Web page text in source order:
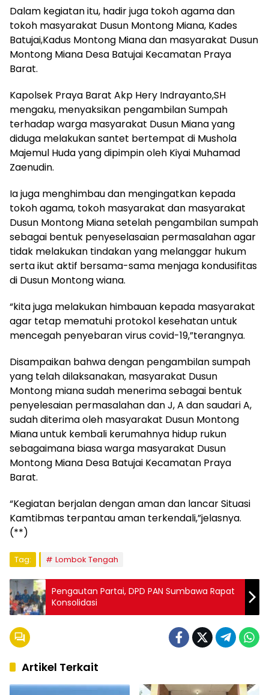
Dalam kegiatan itu, hadir juga tokoh agama dan
tokoh masyarakat Dusun Montong Miana, Kades
Batujai,Kadus Montong Miana dan masyarakat Dusun
Montong Miana Desa Batujai Kecamatan Praya
Barat.
Kapolsek Praya Barat Akp Hery Indrayanto,SH
mengaku, menyaksikan pengambilan Sumpah
terhadap warga masyarakat Dusun Miana yang
diduga melakukan santet bertempat di Mushola
Majemul Huda yang dipimpin oleh Kiyai Muhamad
Zaenudin.
Ia juga menghimbau dan mengingatkan kepada
tokoh agama, tokoh masyarakat dan masyarakat
Dusun Montong Miana setelah pengambilan sumpah
sebagai bentuk penyeselasaian permasalahan agar
tidak melakukan tindakan yang melanggar hukum
serta ikut aktif bersama-sama menjaga kondusifitas
di Dusun Montong wiana.
“kita juga melakukan himbauan kepada masyarakat
agar tetap mematuhi protokol kesehatan untuk
mencegah penyebaran virus covid-19,”terangnya.
Disampaikan bahwa dengan pengambilan sumpah
yang telah dilaksanakan, masyarakat Dusun
Montong miana sudah menerima sebagai bentuk
penyelesaian permasalahan dan J, A dan saudari A,
sudah diterima oleh masyarakat Dusun Montong
Miana untuk kembali kerumahnya hidup rukun
sebagaimana biasa warga masyarakat Dusun
Montong Miana Desa Batujai Kecamatan Praya
Barat.
“Kegiatan berjalan dengan aman dan lancar Situasi
Kamtibmas terpantau aman terkendali,”jelasnya.
(**)
Tag: Lombok Tengah
Pengautan Partai, DPD PAN Sumbawa Rapat
Konsolidasi
Artikel Terkait